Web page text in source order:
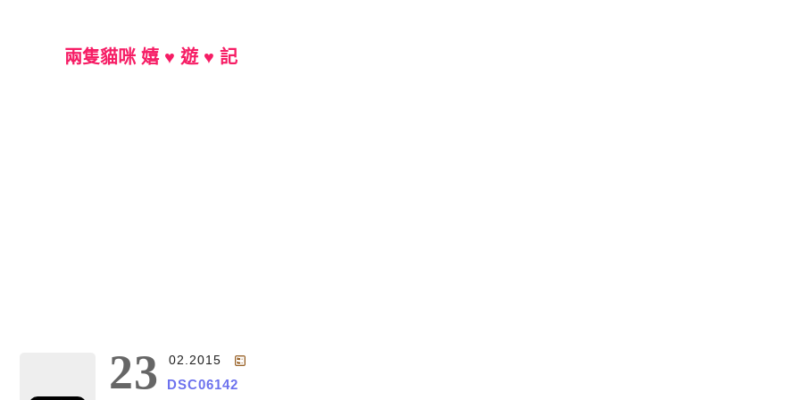
兩隻貓咪 嬉 ♥ 遊 ♥ 記
23 02.2015
DSC06142